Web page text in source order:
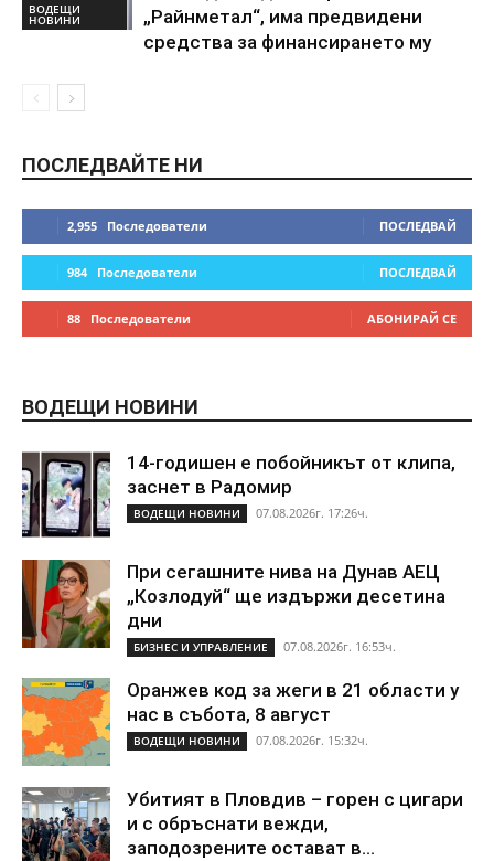
ВОДЕЩИ
НОВИНИ
„Райнметал“, има предвидени
средства за финансирането му
ПОСЛЕДВАЙТЕ НИ
2,955 Последователи ПОСЛЕДВАЙ
984 Последователи ПОСЛЕДВАЙ
88 Последователи АБОНИРАЙ СЕ
ВОДЕЩИ НОВИНИ
14-годишен е побойникът от клипа,
заснет в Радомир
ВОДЕЩИ НОВИНИ 07.08.2026г. 17:26ч.
При сегашните нива на Дунав АЕЦ
„Козлодуй“ ще издържи десетина
дни
БИЗНЕС И УПРАВЛЕНИЕ 07.08.2026г. 16:53ч.
Оранжев код за жеги в 21 области у
нас в събота, 8 август
ВОДЕЩИ НОВИНИ 07.08.2026г. 15:32ч.
Убитият в Пловдив – горен с цигари
и с обръснати вежди,
заподозрените остават в...